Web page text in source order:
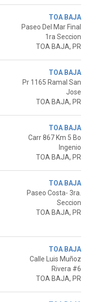
TOA BAJA
Paseo Del Mar Final
1ra Seccion
TOA BAJA, PR
TOA BAJA
Pr 1165 Ramal San
Jose
TOA BAJA, PR
TOA BAJA
Carr 867 Km 5 Bo
Ingenio
TOA BAJA, PR
TOA BAJA
Paseo Costa- 3ra.
Seccion
TOA BAJA, PR
TOA BAJA
Calle Luis Muñoz
Rivera #6
TOA BAJA, PR